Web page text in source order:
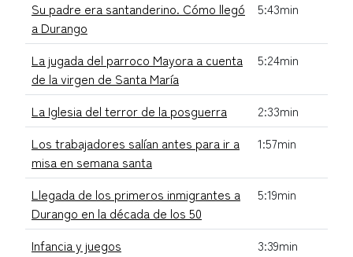
Su padre era santanderino. Cómo llegó
a Durango
5:43min
La jugada del parroco Mayora a cuenta
de la virgen de Santa María
5:24min
La Iglesia del terror de la posguerra
2:33min
Los trabajadores salían antes para ir a
misa en semana santa
1:57min
Llegada de los primeros inmigrantes a
Durango en la década de los 50
5:19min
Infancia y juegos
3:39min